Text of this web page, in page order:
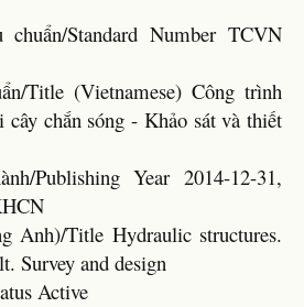
Standard Number TCVN
Title (Vietnamese) Công trình
chắn sóng - Khảo sát và thiết
Publishing Year 2014-12-31,
Anh)/Title Hydraulic structures.
Survey and design
Active